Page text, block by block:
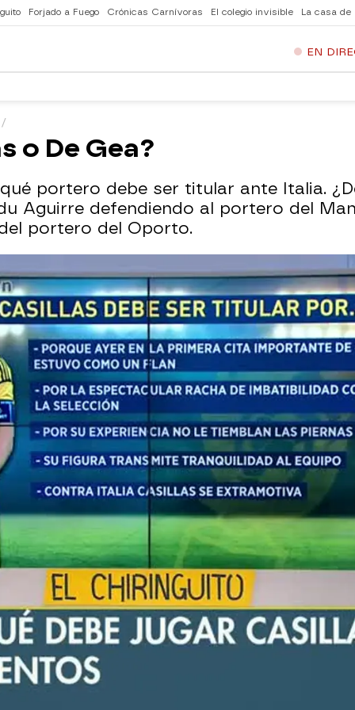
Forjado a Fuego Crónicas Carnívoras El colegio invisible La casa de
EN
o De Gea?
portero debe ser titular ante Italia.
Aguirre defendiendo al portero del
portero del Oporto.
WhatsappFacebook
De Gea España El Chiringuito de Jugones